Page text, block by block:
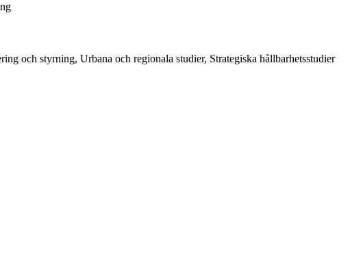
och styrning, Urbana och regionala studier, Strategiska hållbarhetsstudier